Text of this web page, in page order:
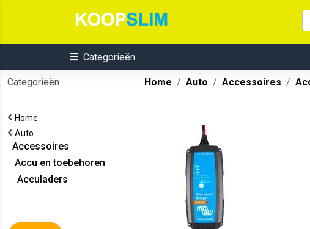
Categorieën
Categorieën
Home
Auto
Accessoires
Accu en toebehoren
Acculaders
Home Auto Accessoires